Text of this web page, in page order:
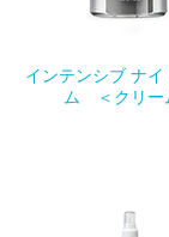
インテンシブ ナイ
ム ＜クリー